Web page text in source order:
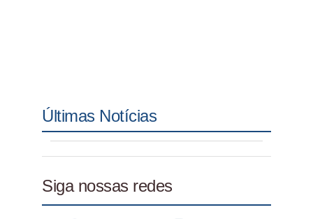
Últimas Notícias
Siga nossas redes